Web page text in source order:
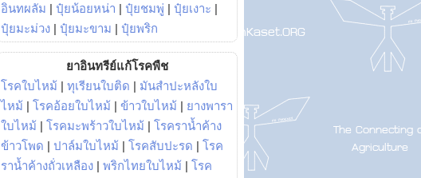
อินทผลัม | ปุ๋ยน้อยหน่า | ปุ๋ยชมพู่ | ปุ๋ยเงาะ |
ปุ๋ยมะม่วง | ปุ๋ยมะขาม | ปุ๋ยพริก
ยาอินทรีย์แก้โรคพืช
โรคใบไหม้ | ทุเรียนใบติด | มันสำปะหลังใบ
ไหม้ | โรคอ้อยใบไหม้ | ข้าวใบไหม้ | ยางพารา
ใบไหม้ | โรคมะพร้าวใบไหม้ | โรคราน้ำค้าง
ข้าวโพด | ปาล์มใบไหม้ | โรคสับปะรด | โรค
ราน้ำค้างถั่วเหลือง | พริกไทยใบไหม้ | โรค